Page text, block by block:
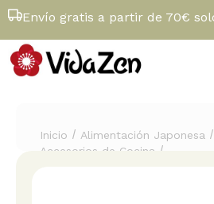
Envío gratis a partir de 70€
Inicio / Alimentación Japonesa /
Accesorios de Cocina /